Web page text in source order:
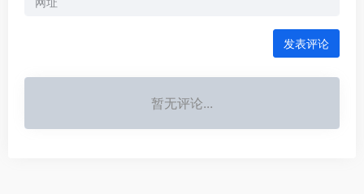
发表评论
暂无评论...